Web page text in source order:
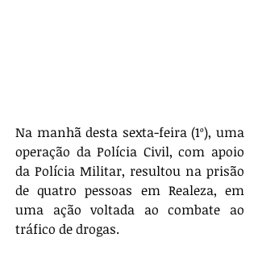
Na manhã desta sexta-feira (1º), uma
operação da Polícia Civil, com apoio
da Polícia Militar, resultou na prisão
de quatro pessoas em Realeza, em
uma ação voltada ao combate ao
tráfico de drogas.